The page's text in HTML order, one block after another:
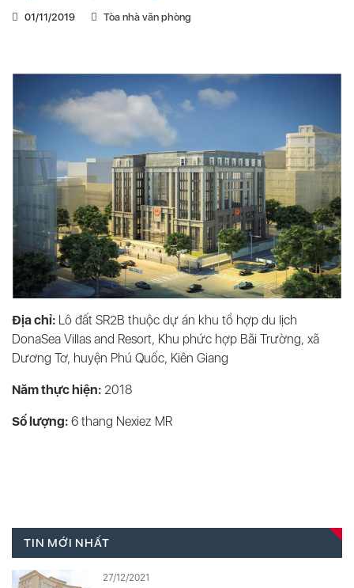
01/11/2019 Tòa nhà văn phòng
Địa chỉ: Lô đất SR2B thuộc dự án khu tổ hợp du lịch
DonaSea Villas and Resort, Khu phức hợp Bãi Trường, xã
Dương Tơ, huyện Phú Quốc, Kiên Giang
Năm thực hiện: 2018
Số lượng: 6 thang Nexiez MR
TIN MỚI NHẤT
27/12/2021